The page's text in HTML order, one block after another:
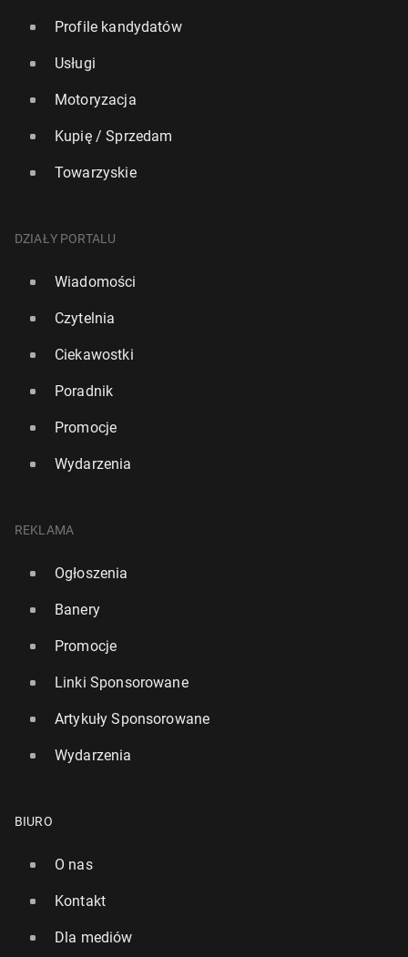
Profile kandydatów
Usługi
Motoryzacja
Kupię / Sprzedam
Towarzyskie
DZIAŁY PORTALU
Wiadomości
Czytelnia
Ciekawostki
Poradnik
Promocje
Wydarzenia
REKLAMA
Ogłoszenia
Banery
Promocje
Linki Sponsorowane
Artykuły Sponsorowane
Wydarzenia
BIURO
O nas
Kontakt
Dla mediów